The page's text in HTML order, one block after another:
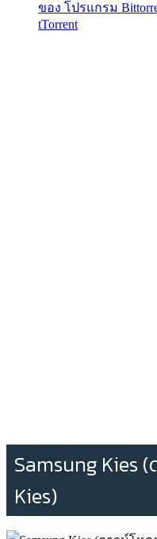
ของ โปรแกรม
tTorrent
Samsung Kies
Kies)